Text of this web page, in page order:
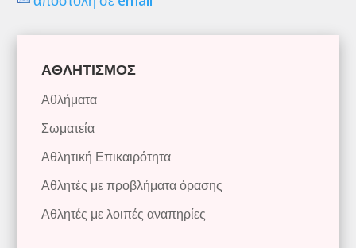
ΑΘΛΗΤΙΣΜΟΣ
Αθλήματα
Σωματεία
Αθλητική Επικαιρότητα
Αθλητές με προβλήματα όρασης
Αθλητές με λοιπές αναπηρίες